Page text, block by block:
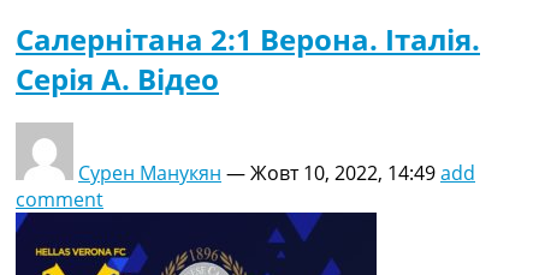
Салернітана 2:1 Верона. Італія.
Серія A. Відео
Сурен Манукян —Жовт 10, 2022, 14:49add
comment